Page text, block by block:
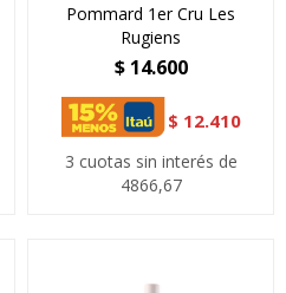
Pommard 1er Cru Les
Rugiens
$ 14.600
$ 12.410
3 cuotas sin interés de
4866,67